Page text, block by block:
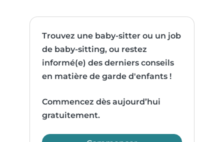
Trouvez une baby-sitter ou un job
de baby-sitting, ou restez
informé(e) des derniers conseils
en matière de garde d'enfants !
Commencez dès aujourd’hui
gratuitement.